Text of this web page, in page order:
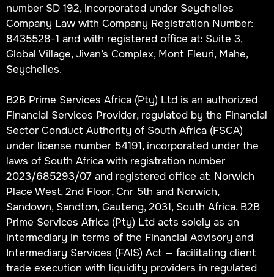
number SD 192, incorporated under Seychelles
Company Law with Company Registration Number:
8435528-1 and with registered office at: Suite 3,
Global Village, Jivan’s Complex, Mont Fleuri, Mahe,
Seychelles.
B2B Prime Services Africa (Pty) Ltd is an authorized
Financial Services Provider, regulated by the Financial
Sector Conduct Authority of South Africa (FSCA)
under license number 54191, incorporated under the
laws of South Africa with registration number
2023/685293/07 and registered office at: Norwich
Place West, 2nd Floor, Cnr 5th and Norwich,
Sandown, Sandton, Gauteng, 2031, South Africa. B2B
Prime Services Africa (Pty) Ltd acts solely as an
intermediary in terms of the Financial Advisory and
Intermediary Services (FAIS) Act — facilitating client
trade execution with liquidity providers in regulated